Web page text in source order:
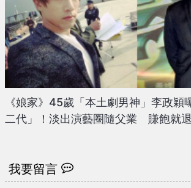
《娘家》45歲「本土劇男神」李政穎
二代」！淡出演藝圈隨父業 賺飽就
我要留言